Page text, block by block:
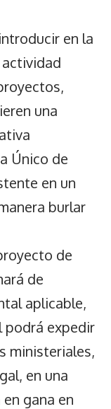
en la
una
Único de
en un
burlar
de
de
aplicable,
podrá expedir
ministeriales,
en una
gana en